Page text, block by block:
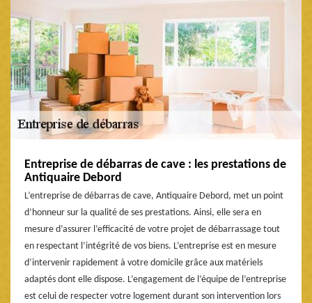
Entreprise de débarras de cave : les prestations de
Antiquaire Debord
L’entreprise de débarras de cave, Antiquaire Debord, met un point
d’honneur sur la qualité de ses prestations. Ainsi, elle sera en
mesure d’assurer l’efficacité de votre projet de débarrassage tout
en respectant l’intégrité de vos biens. L’entreprise est en mesure
d’intervenir rapidement à votre domicile grâce aux matériels
adaptés dont elle dispose. L’engagement de l’équipe de l’entreprise
est celui de respecter votre logement durant son intervention lors